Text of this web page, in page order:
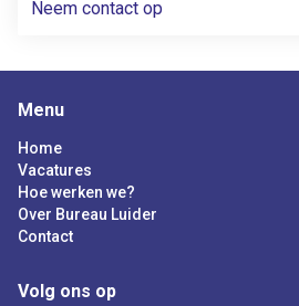
Neem contact op
Menu
Home
Vacatures
Hoe werken we?
Over Bureau Luider
Contact
Volg ons op